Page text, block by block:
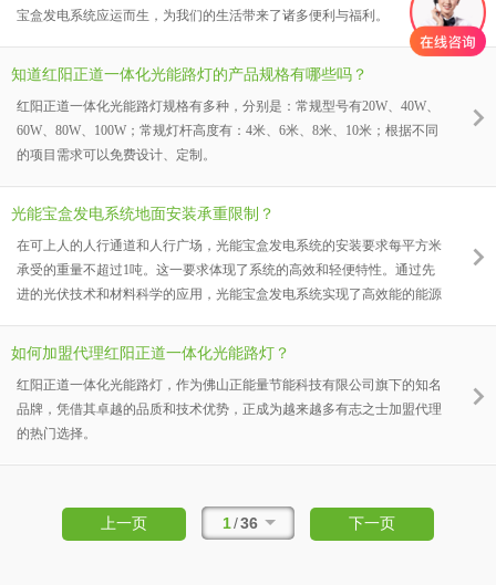
宝盒发电系统应运而生，为我们的生活带来了诸多便利与福利。
知道红阳正道一体化光能路灯的产品规格有哪些吗？
红阳正道一体化光能路灯规格有多种，分别是：常规型号有20W、40W、
60W、80W、100W；常规灯杆高度有：4米、6米、8米、10米；根据不同
的项目需求可以免费设计、定制。
光能宝盒发电系统地面安装承重限制？
在可上人的人行通道和人行广场，光能宝盒发电系统的安装要求每平方米
承受的重量不超过1吨。这一要求体现了系统的高效和轻便特性。通过先
进的光伏技术和材料科学的应用，光能宝盒发电系统实现了高效能的能源
下，我们可以充分利用这些区域的光照资源，为城市提供清洁、可再生的
如何加盟代理红阳正道一体化光能路灯？
红阳正道一体化光能路灯，作为佛山正能量节能科技有限公司旗下的知名
品牌，凭借其卓越的品质和技术优势，正成为越来越多有志之士加盟代理
的热门选择。
上一页 1/36 下一页